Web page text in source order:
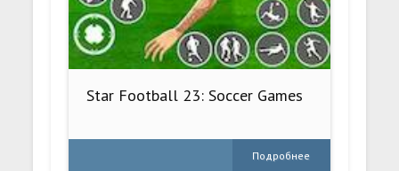
Star Football 23: Soccer Games
Подробнее